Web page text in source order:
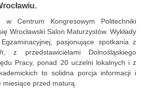
Centrum Kongresowym Politechniki
Wrocławski Salon Maturzystów. Wykłady
pasjonujące spotkania z
z przedstawicielami Dolnośląskiego
Pracy, ponad 20 uczelni lokalnych i z
to solidna porcja informacji i
miesiące przed maturą.